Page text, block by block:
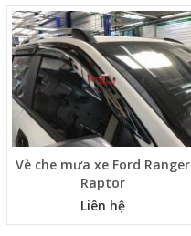
Vè che mưa xe Ford Ranger
Raptor
Liên hệ